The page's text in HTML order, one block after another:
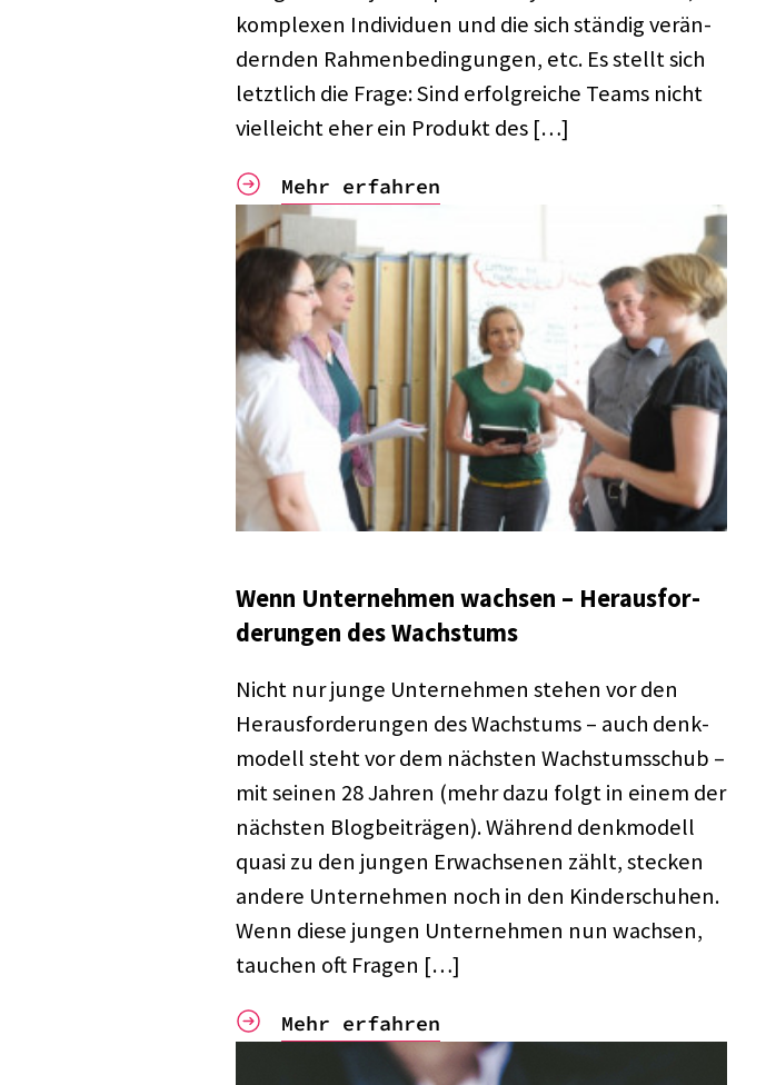
komple­xen Indi­vi­duen und die sich stän­dig verän­
dern­den Rahmen­be­din­gun­gen, etc. Es stellt sich
letzt­lich die Frage: Sind erfolg­rei­che Teams nicht
viel­leicht eher ein Produkt des […]
Mehr erfahren
Wenn Unter­neh­men wach­sen – Heraus­for­
de­run­gen des Wachs­tums
Nicht nur junge Unter­neh­men stehen vor den
Heraus­for­de­run­gen des Wachs­tums – auch denk­
mo­dell steht vor dem nächs­ten Wachs­tums­schub –
mit seinen 28 Jahren (mehr dazu folgt in einem der
nächs­ten Blog­bei­trä­gen). Während denk­mo­dell
quasi zu den jungen Erwach­se­nen zählt, stecken
andere Unter­neh­men noch in den Kinder­schu­hen.
Wenn diese jungen Unter­neh­men nun wach­sen,
tauchen oft Fragen […]
Mehr erfahren